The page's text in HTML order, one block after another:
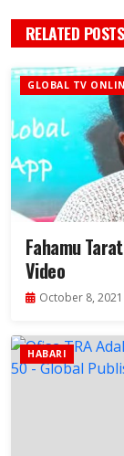
RELATED POSTS
GLOBAL TV
Fahamu
Video
October 8, 2021
HABARI